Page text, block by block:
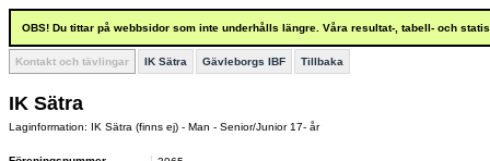
OBS! Du tittar på webbsidor som inte underhålls längre. Våra resultat-, tabell- och
Kontakt och tävlingar IK Sätra Gävleborgs IBF Tillbaka
IK Sätra
Laginformation: IK Sätra (finns ej) - Man - Senior/Junior 17- år